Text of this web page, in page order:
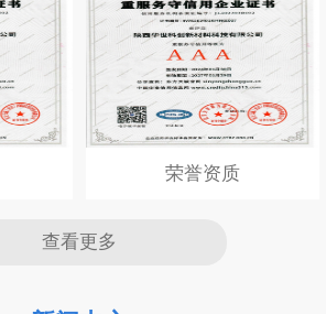
荣誉资质
查看更多